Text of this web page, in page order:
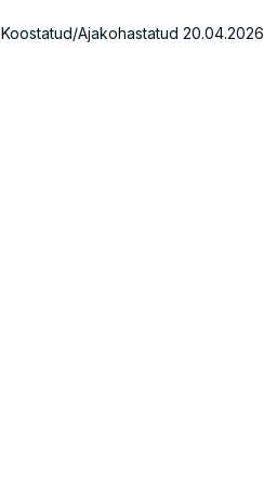
Koostatud/Ajakohastatud 20.04.2026